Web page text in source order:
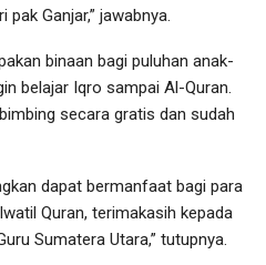
Ganjar,” jawabnya.
binaan bagi puluhan anak-
belajar Iqro sampai Al-Quran.
secara gratis dan sudah
dapat bermanfaat bagi para
Quran, terimakasih kepada
Sumatera Utara,” tutupnya.